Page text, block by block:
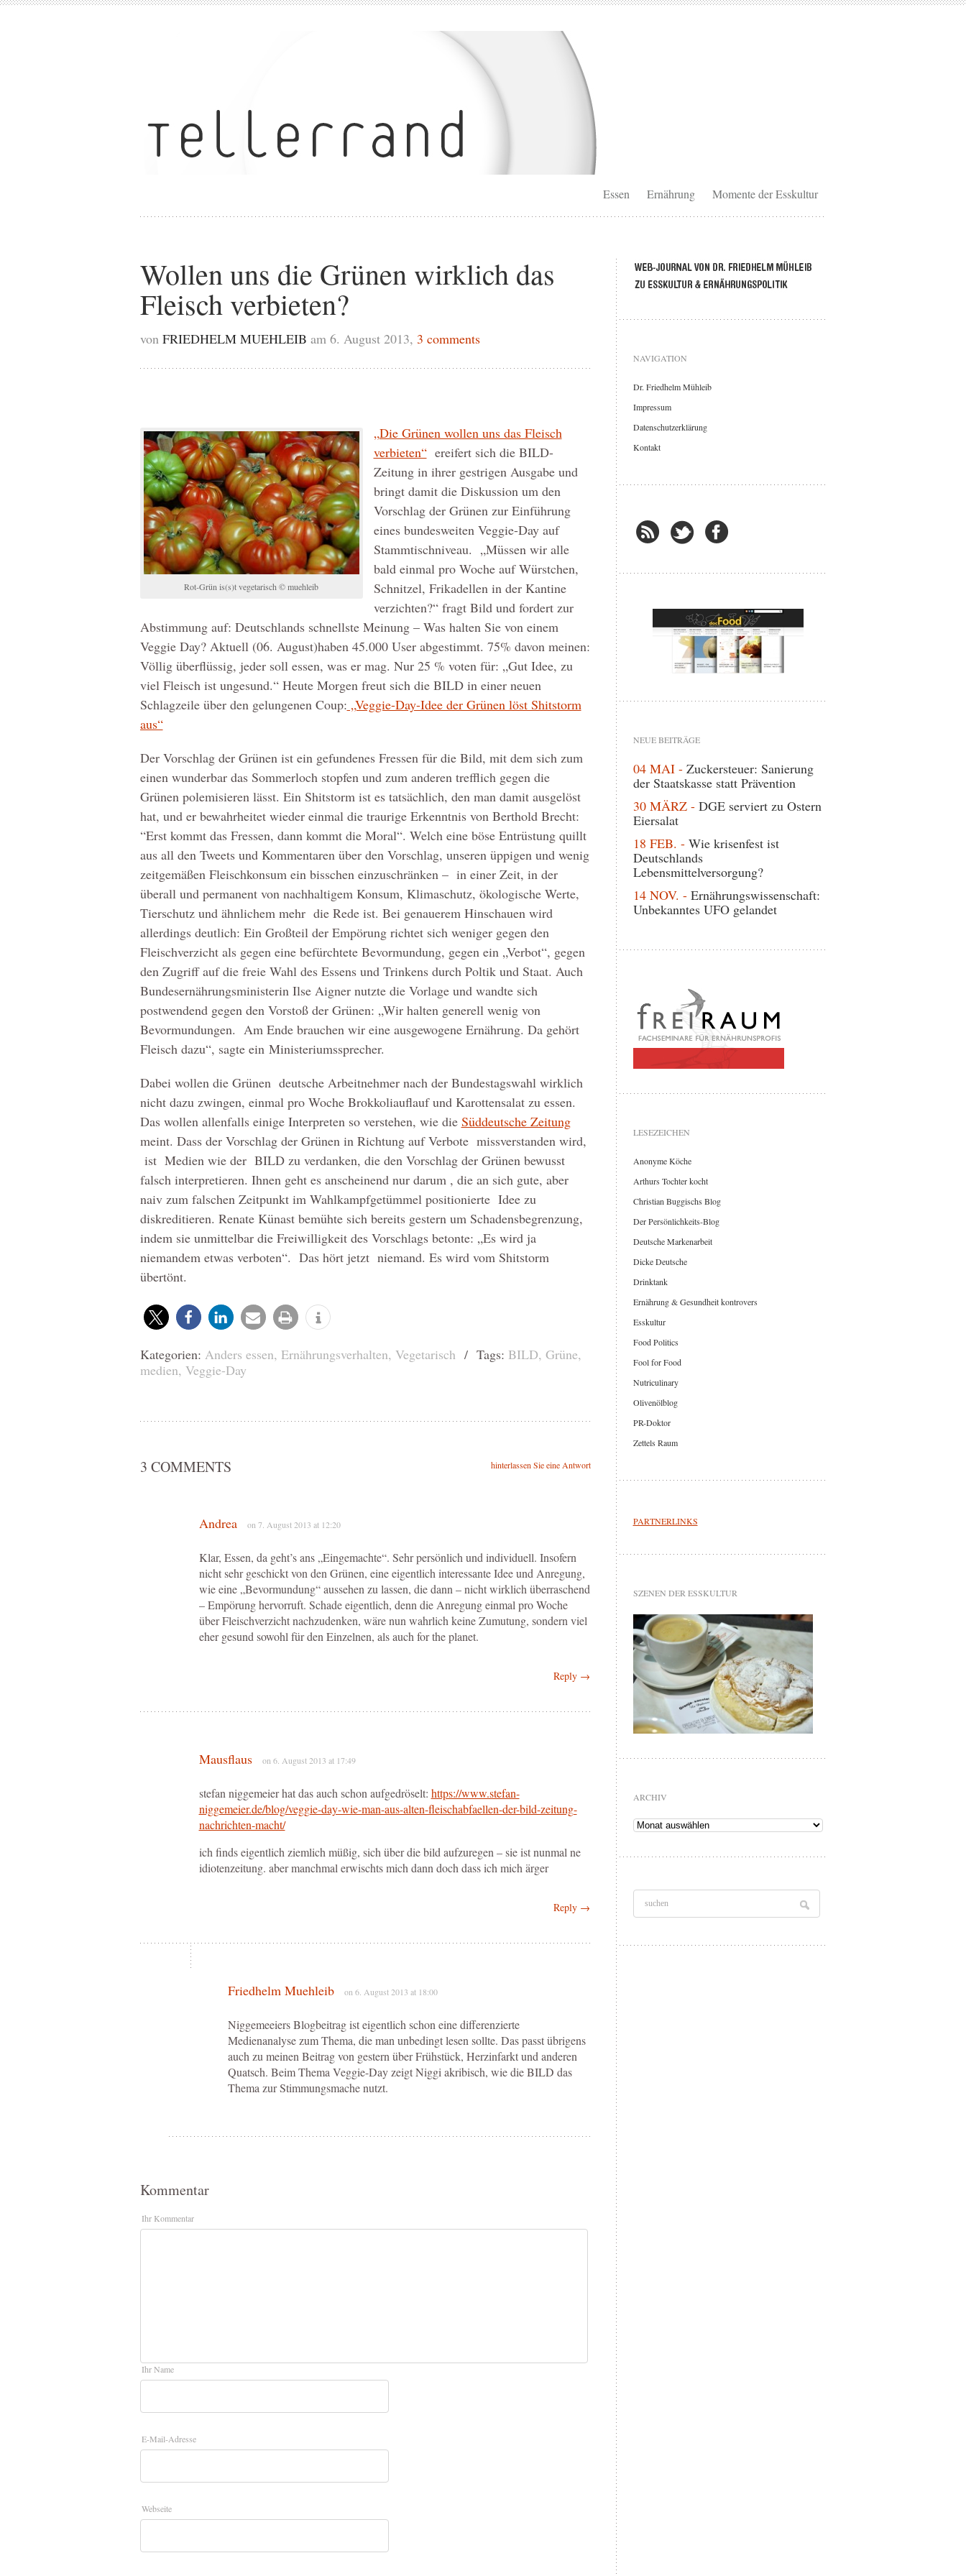
Essen Ernährung Momente der Esskultur
Wollen uns die Grünen wirklich das
Fleisch verbieten?
von FRIEDHELM MUEHLEIB am 6. August 2013, 3 comments
Rot-Grün is(s)t vegetarisch © muehleib
„Die Grünen wollen uns das Fleisch
verbieten“ereifert sich die BILD-
Zeitung in ihrer gestrigen Ausgabe und
bringt damit die Diskussion um den
Vorschlag der Grünen zur Einführung
eines bundesweiten Veggie-Day auf
Stammtischniveau. „Müssen wir alle
bald einmal pro Woche auf Würstchen,
Schnitzel, Frikadellen in der Kantine
verzichten?“ fragt Bild und fordert zur
Abstimmung auf: Deutschlands schnellste Meinung – Was halten Sie von einem
Veggie Day? Aktuell (06. August)haben 45.000 User abgestimmt. 75% davon meinen:
Völlig überflüssig, jeder soll essen, was er mag. Nur 25 % voten für: „Gut Idee, zu
viel Fleisch ist ungesund.“ Heute Morgen freut sich die BILD in einer neuen
Schlagzeile über den gelungenen Coup: „Veggie-Day-Idee der Grünen löst Shitstorm
aus“
Der Vorschlag der Grünen ist ein gefundenes Fressen für die Bild, mit dem sich zum
einen wunderbar das Sommerloch stopfen und zum anderen trefflich gegen die
Grünen polemisieren lässt. Ein Shitstorm ist es tatsächlich, den man damit ausgelöst
hat, und er bewahrheitet wieder einmal die traurige Erkenntnis von Berthold Brecht:
“Erst kommt das Fressen, dann kommt die Moral“. Welch eine böse Entrüstung quillt
aus all den Tweets und Kommentaren über den Vorschlag, unseren üppigen und wenig
zeitgemäßen Fleischkonsum ein bisschen einzuschränken – in einer Zeit, in der
überall und permanent von nachhaltigem Konsum, Klimaschutz, ökologische Werte,
Tierschutz und ähnlichem mehr die Rede ist. Bei genauerem Hinschauen wird
allerdings deutlich: Ein Großteil der Empörung richtet sich weniger gegen den
Fleischverzicht als gegen eine befürchtete Bevormundung, gegen ein „Verbot“, gegen
den Zugriff auf die freie Wahl des Essens und Trinkens durch Poltik und Staat. Auch
Bundesernährungsministerin Ilse Aigner nutzte die Vorlage und wandte sich
postwendend gegen den Vorstoß der Grünen: „Wir halten generell wenig von
Bevormundungen. Am Ende brauchen wir eine ausgewogene Ernährung. Da gehört
Fleisch dazu“, sagte ein Ministeriumssprecher.
Dabei wollen die Grünen deutsche Arbeitnehmer nach der Bundestagswahl wirklich
nicht dazu zwingen, einmal pro Woche Brokkoliauflauf und Karottensalat zu essen.
Das wollen allenfalls einige Interpreten so verstehen, wie die Süddeutsche Zeitung
meint. Dass der Vorschlag der Grünen in Richtung auf Verbote missverstanden wird,
ist Medien wie der BILD zu verdanken, die den Vorschlag der Grünen bewusst
falsch interpretieren. Ihnen geht es anscheinend nur darum , die an sich gute, aber
naiv zum falschen Zeitpunkt im Wahlkampfgetümmel positionierte Idee zu
diskreditieren. Renate Künast bemühte sich bereits gestern um Schadensbegrenzung,
indem sie unmittelbar die Freiwilligkeit des Vorschlags betonte: „Es wird ja
niemandem etwas verboten“. Das hört jetzt niemand. Es wird vom Shitstorm
übertönt.
Kategorien: Anders essen, Ernährungsverhalten, Vegetarisch / Tags: BILD, Grüne,
medien, Veggie-Day
hinterlassen Sie eine Antwort
3 COMMENTS
Andrea on 7. August 2013 at 12:20
Klar, Essen, da geht’s ans „Eingemachte“. Sehr persönlich und individuell. Insofern
nicht sehr geschickt von den Grünen, eine eigentlich interessante Idee und Anregung,
wie eine „Bevormundung“ aussehen zu lassen, die dann – nicht wirklich überraschend
– Empörung hervorruft. Schade eigentlich, denn die Anregung einmal pro Woche
über Fleischverzicht nachzudenken, wäre nun wahrlich keine Zumutung, sondern viel
eher gesund sowohl für den Einzelnen, als auch for the planet.
Reply →
Mausflaus on 6. August 2013 at 17:49
stefan niggemeier hat das auch schon aufgedröselt: https://www.stefan-
niggemeier.de/blog/veggie-day-wie-man-aus-alten-fleischabfaellen-der-bild-zeitung-
nachrichten-macht/
ich finds eigentlich ziemlich müßig, sich über die bild aufzuregen – sie ist nunmal ne
idiotenzeitung. aber manchmal erwischts mich dann doch dass ich mich ärger
Reply →
Friedhelm Muehleib on 6. August 2013 at 18:00
Niggemeeiers Blogbeitrag ist eigentlich schon eine differenzierte
Medienanalyse zum Thema, die man unbedingt lesen sollte. Das passt übrigens
auch zu meinen Beitrag von gestern über Frühstück, Herzinfarkt und anderen
Quatsch. Beim Thema Veggie-Day zeigt Niggi akribisch, wie die BILD das
Thema zur Stimmungsmache nutzt.
Kommentar
Ihr Kommentar
Ihr Name
E-Mail-Adresse
Webseite
NAVIGATION
Dr. Friedhelm Mühleib
Impressum
Datenschutzerklärung
Kontakt
NEUE BEITRÄGE
04 MAI - Zuckersteuer: Sanierung
der Staatskasse statt Prävention
30 MÄRZ - DGE serviert zu Ostern
Eiersalat
18 FEB. - Wie krisenfest ist
Deutschlands
Lebensmittelversorgung?
14 NOV. - Ernährungswissenschaft:
Unbekanntes UFO gelandet
LESEZEICHEN
Anonyme Köche
Arthurs Tochter kocht
Christian Buggischs Blog
Der Persönlichkeits-Blog
Deutsche Markenarbeit
Dicke Deutsche
Drinktank
Ernährung & Gesundheit kontrovers
Esskultur
Food Politics
Fool for Food
Nutriculinary
Olivenölblog
PR-Doktor
Zettels Raum
PARTNERLINKS
SZENEN DER ESSKULTUR
ARCHIV
Archiv